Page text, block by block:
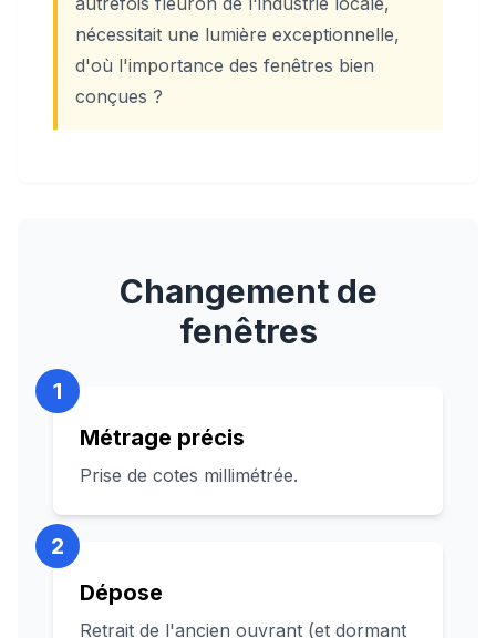
nécessitait une lumière exceptionnelle,
d'où l'importance des fenêtres bien
conçues ?
Changement de
fenêtres
1
Métrage précis
Prise de cotes millimétrée.
2
Dépose
Retrait de l'ancien ouvrant (et dormant